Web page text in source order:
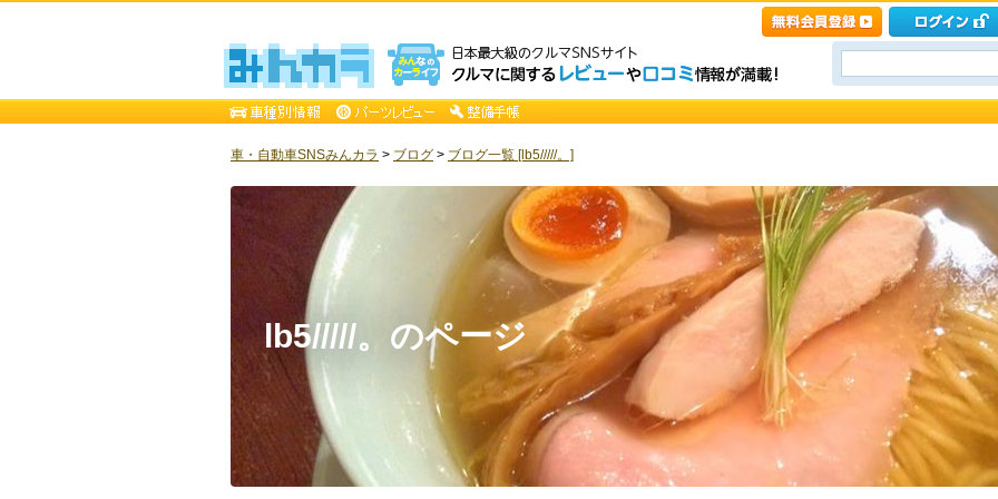
車・自動車SNSみんカラ > ブログ > ブログ一覧 [lb5/////。]
lb5/////。のページ